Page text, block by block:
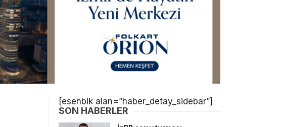
[esenbik alan=”haber_detay_sidebar”]
SON HABERLER